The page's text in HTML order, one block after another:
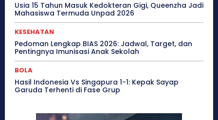
Usia 15 Tahun Masuk Kedokteran Gigi, Queenzha Jadi
Mahasiswa Termuda Unpad 2026
KESEHATAN
Pedoman Lengkap BIAS 2026: Jadwal, Target, dan
Pentingnya Imunisasi Anak Sekolah
BOLA
Hasil Indonesia Vs Singapura 1-1: Kepak Sayap
Garuda Terhenti di Fase Grup